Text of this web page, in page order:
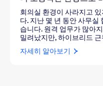
회의실 환경이 사라지고
다. 지난 몇 년 동안 사무실
습니다. 원격 업무가 많아
밀려났지만, 하이브리드
자세히 알아보기